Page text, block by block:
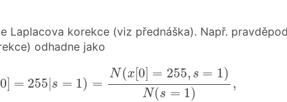
Laplacova korekce (viz přednáška). Např.
odhadne jako
0] = 255|s = 1) =
N(x[0] = 255, s = 1)
N(s = 1)
,
[0]=255 s=1) N =1)